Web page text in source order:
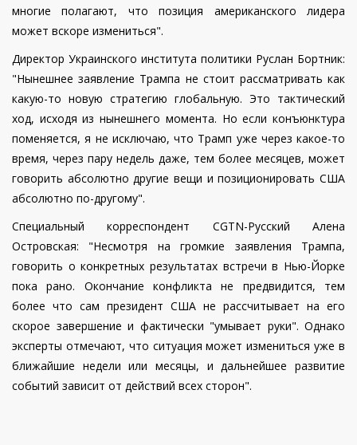
многие полагают, что позиция американского лидера
может вскоре измениться".
Директор Украинского института политики Руслан Бортник:
"Нынешнее заявление Трампа не стоит рассматривать как
какую-то новую стратегию глобальную. Это тактический
ход, исходя из нынешнего момента. Но если конъюнктура
поменяется, я не исключаю, что Трамп уже через какое-то
время, через пару недель даже, тем более месяцев, может
говорить абсолютно другие вещи и позиционировать США
абсолютно по-другому".
Специальный корреспондент CGTN-Русский Алена
Островская: "Несмотря на громкие заявления Трампа,
говорить о конкретных результатах встречи в Нью-Йорке
пока рано. Окончание конфликта не предвидится, тем
более что сам президент США не рассчитывает на его
скорое завершение и фактически "умывает руки". Однако
эксперты отмечают, что ситуация может измениться уже в
ближайшие недели или месяцы, и дальнейшее развитие
событий зависит от действий всех сторон".